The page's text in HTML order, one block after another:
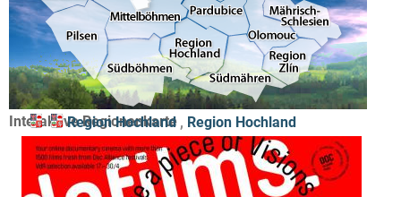
Interaktive Regionenkarte
Region Hochland, Region Hochland